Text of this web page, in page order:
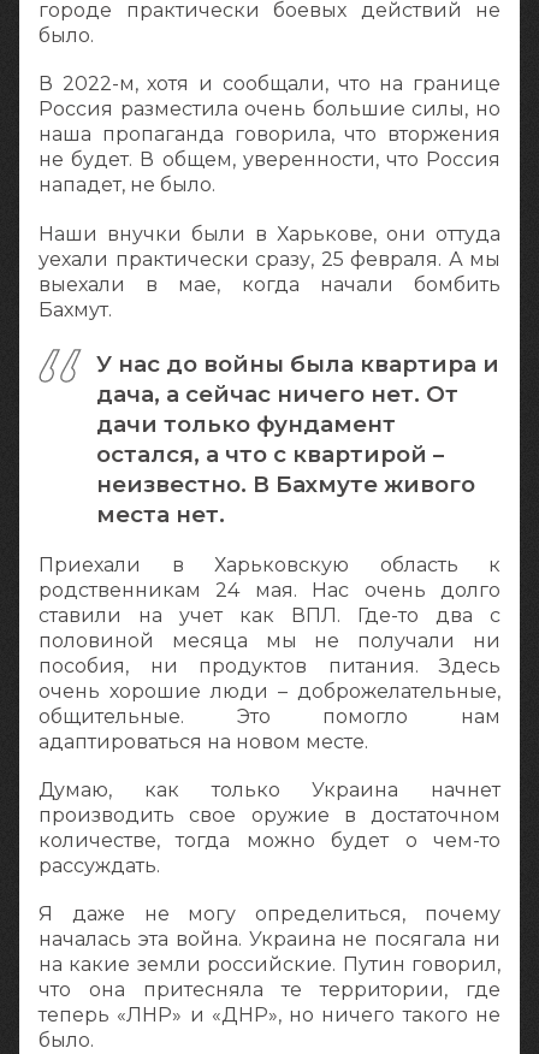
городе практически боевых действий не
было.
В 2022-м, хотя и сообщали, что на границе
Россия разместила очень большие силы, но
наша пропаганда говорила, что вторжения
не будет. В общем, уверенности, что Россия
нападет, не было.
Наши внучки были в Харькове, они оттуда
уехали практически сразу, 25 февраля. А мы
выехали в мае, когда начали бомбить
Бахмут.
У нас до войны была квартира и
дача, а сейчас ничего нет. От
дачи только фундамент
остался, а что с квартирой –
неизвестно. В Бахмуте живого
места нет.
Приехали в Харьковскую область к
родственникам 24 мая. Нас очень долго
ставили на учет как ВПЛ. Где-то два с
половиной месяца мы не получали ни
пособия, ни продуктов питания. Здесь
очень хорошие люди – доброжелательные,
общительные. Это помогло нам
адаптироваться на новом месте.
Думаю, как только Украина начнет
производить свое оружие в достаточном
количестве, тогда можно будет о чем-то
рассуждать.
Я даже не могу определиться, почему
началась эта война. Украина не посягала ни
на какие земли российские. Путин говорил,
что она притесняла те территории, где
теперь «ЛНР» и «ДНР», но ничего такого не
было.